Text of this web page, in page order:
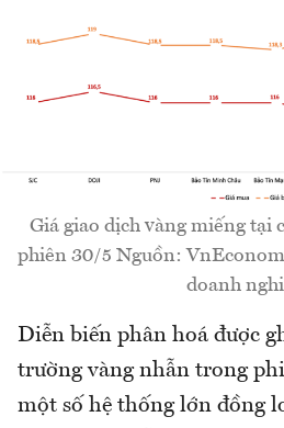
Giá giao dịch vàng miếng tại
phiên 30/5 Nguồn:
doanh
Diễn biến phân hoá được
trường vàng nhẫn trong
một số hệ thống lớn đồng